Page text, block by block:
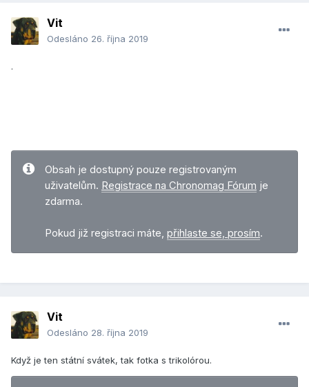
Vit
Odesláno 26. října 2019
.
Obsah je dostupný pouze registrovaným
uživatelům. Registrace na Chronomag Fórum je
zdarma.
Pokud již registraci máte, přihlaste se, prosím.
Vit
Odesláno 28. října 2019
Když je ten státní svátek, tak fotka s trikolórou.